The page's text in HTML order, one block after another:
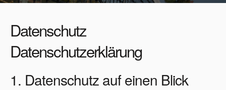
Datenschutz
Datenschutzerklärung
1. Datenschutz auf einen Blick